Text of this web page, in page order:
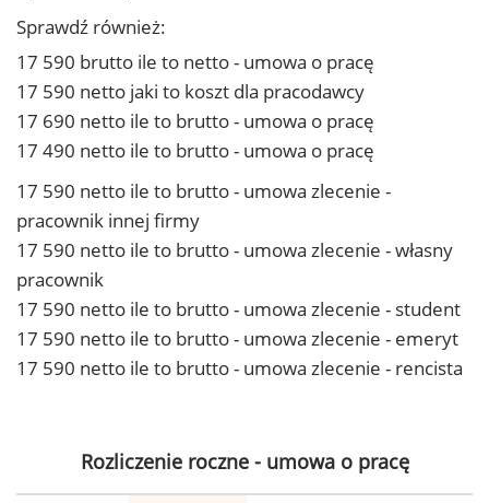
Sprawdź również:
17 590 brutto ile to netto - umowa o pracę
17 590 netto jaki to koszt dla pracodawcy
17 690 netto ile to brutto - umowa o pracę
17 490 netto ile to brutto - umowa o pracę
17 590 netto ile to brutto - umowa zlecenie -
pracownik innej firmy
17 590 netto ile to brutto - umowa zlecenie - własny
pracownik
17 590 netto ile to brutto - umowa zlecenie - student
17 590 netto ile to brutto - umowa zlecenie - emeryt
17 590 netto ile to brutto - umowa zlecenie - rencista
Rozliczenie roczne - umowa o pracę